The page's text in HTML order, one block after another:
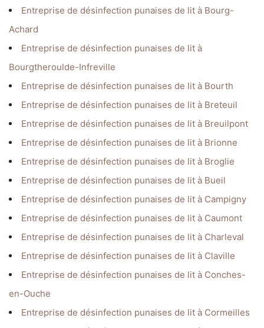
Entreprise de désinfection punaises de lit à Bourg-
Achard
Entreprise de désinfection punaises de lit à
Bourgtheroulde-Infreville
Entreprise de désinfection punaises de lit à Bourth
Entreprise de désinfection punaises de lit à Breteuil
Entreprise de désinfection punaises de lit à Breuilpont
Entreprise de désinfection punaises de lit à Brionne
Entreprise de désinfection punaises de lit à Broglie
Entreprise de désinfection punaises de lit à Bueil
Entreprise de désinfection punaises de lit à Campigny
Entreprise de désinfection punaises de lit à Caumont
Entreprise de désinfection punaises de lit à Charleval
Entreprise de désinfection punaises de lit à Claville
Entreprise de désinfection punaises de lit à Conches-
en-Ouche
Entreprise de désinfection punaises de lit à Cormeilles